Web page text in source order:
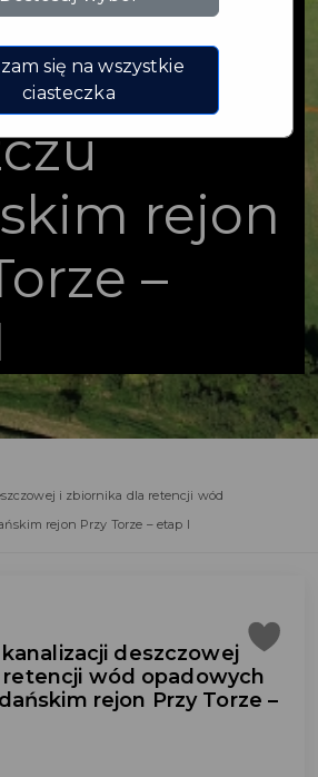
wód
w
rejon
–
i zbiornika dla retencji wód
rejon Przy Torze – etap I
deszczowej
retencji wód opadowych
rejon Przy Torze –
się na wszystkie
ciasteczka